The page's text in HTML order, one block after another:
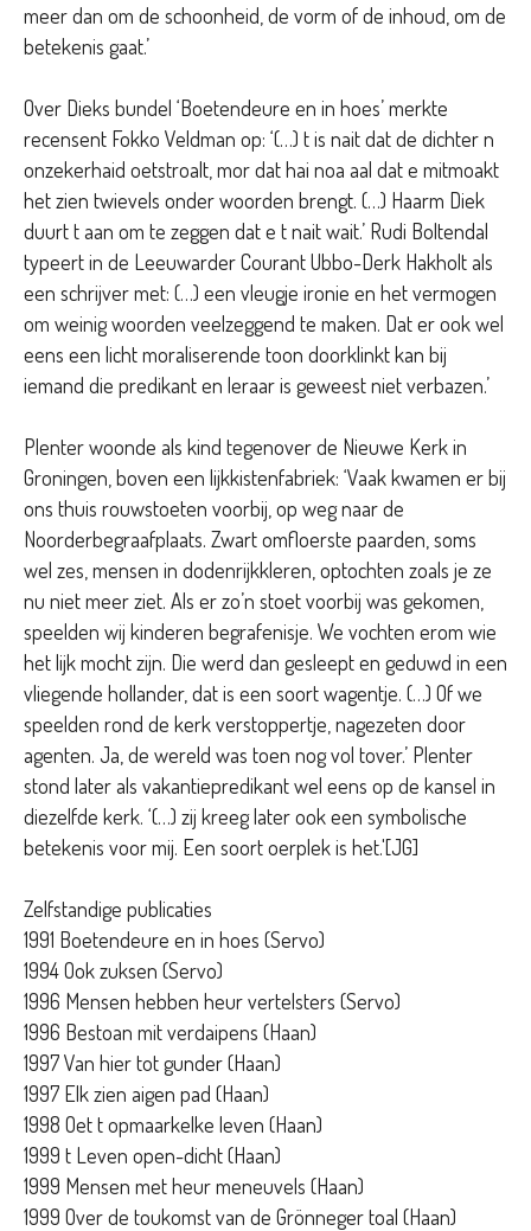
meer dan om de schoonheid, de vorm of de inhoud, om de
betekenis gaat.’
Over Dieks bundel ‘Boetendeure en in hoes’ merkte
recensent Fokko Veldman op: ‘(…) t is nait dat de dichter n
onzekerhaid oetstroalt, mor dat hai noa aal dat e mitmoakt
het zien twievels onder woorden brengt. (…) Haarm Diek
duurt t aan om te zeggen dat e t nait wait.’ Rudi Boltendal
typeert in de Leeuwarder Courant Ubbo-Derk Hakholt als
een schrijver met: (…) een vleugje ironie en het vermogen
om weinig woorden veelzeggend te maken. Dat er ook wel
eens een licht moraliserende toon doorklinkt kan bij
iemand die predikant en leraar is geweest niet verbazen.’
Plenter woonde als kind tegenover de Nieuwe Kerk in
Groningen, boven een lijkkistenfabriek: ‘Vaak kwamen er bij
ons thuis rouwstoeten voorbij, op weg naar de
Noorderbegraafplaats. Zwart omfloerste paarden, soms
wel zes, mensen in dodenrijkkleren, optochten zoals je ze
nu niet meer ziet. Als er zo’n stoet voorbij was gekomen,
speelden wij kinderen begrafenisje. We vochten erom wie
het lijk mocht zijn. Die werd dan gesleept en geduwd in een
vliegende hollander, dat is een soort wagentje. (…) Of we
speelden rond de kerk verstoppertje, nagezeten door
agenten. Ja, de wereld was toen nog vol tover.’ Plenter
stond later als vakantiepredikant wel eens op de kansel in
diezelfde kerk. ‘(…) zij kreeg later ook een symbolische
betekenis voor mij. Een soort oerplek is het.'[JG]
Zelfstandige publicaties
1991 Boetendeure en in hoes (Servo)
1994 Ook zuksen (Servo)
1996 Mensen hebben heur vertelsters (Servo)
1996 Bestoan mit verdaipens (Haan)
1997 Van hier tot gunder (Haan)
1997 Elk zien aigen pad (Haan)
1998 Oet t opmaarkelke leven (Haan)
1999 t Leven open-dicht (Haan)
1999 Mensen met heur meneuvels (Haan)
1999 Over de toukomst van de Grönneger toal (Haan)